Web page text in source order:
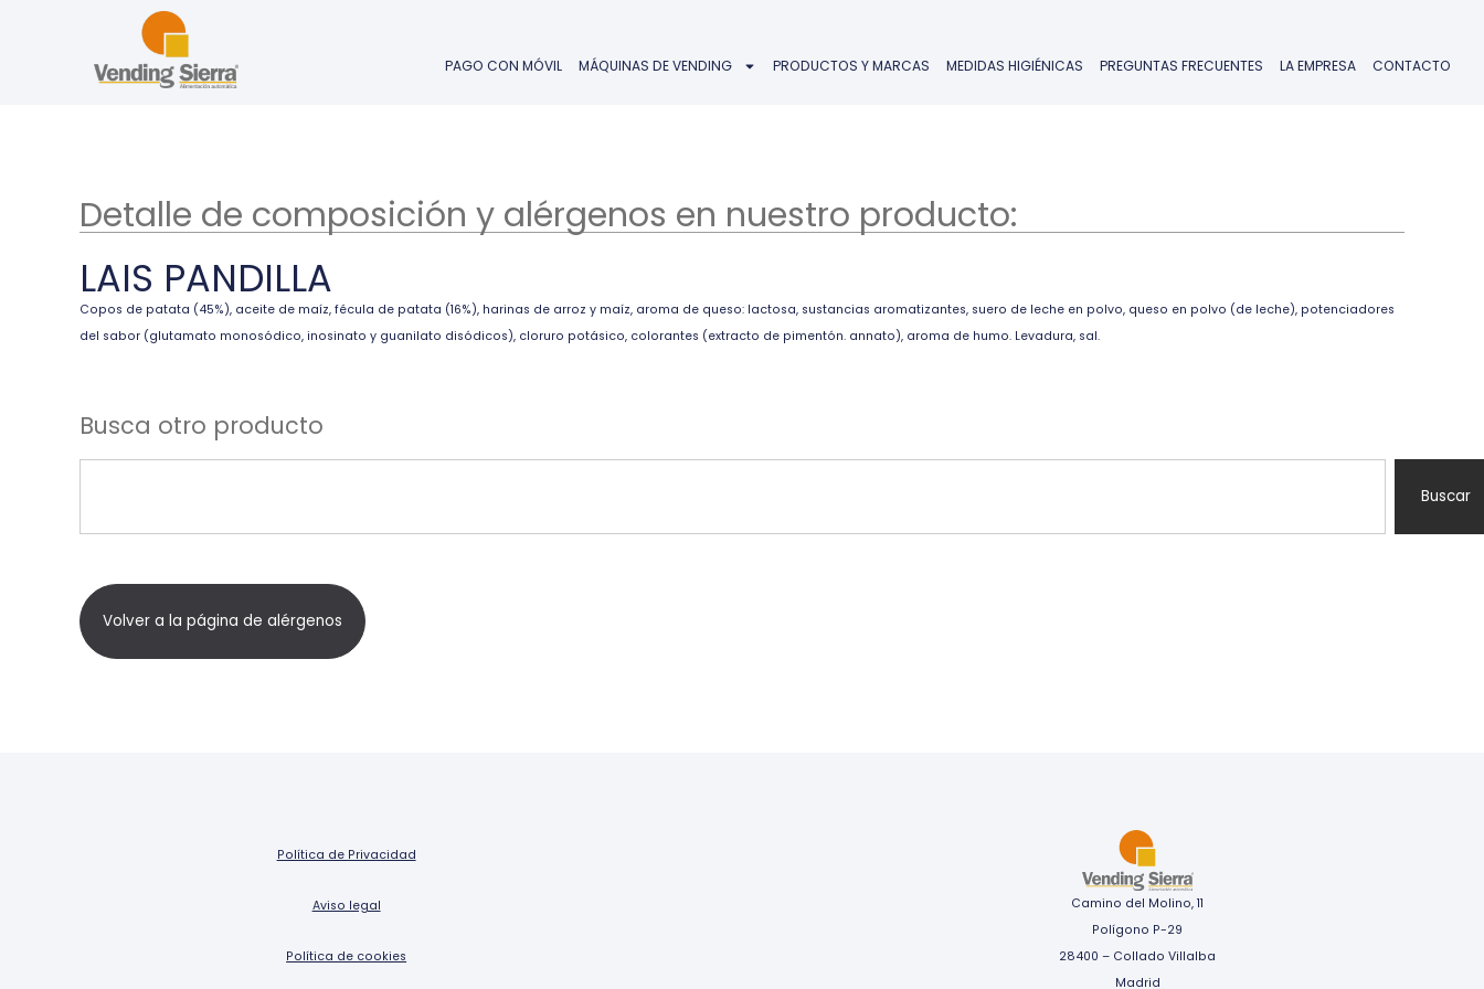
PAGO CON MÓVIL MÁQUINAS DE VENDING PRODUCTOS Y MARCAS MEDIDAS HIGIÉNICAS PREGUNTAS FRECUENTES LA EMPRESA CONTACTO
Detalle de composición y alérgenos en nuestro producto:
LAIS PANDILLA
Copos de patata (45%), aceite de maíz, fécula de patata (16%), harinas de arroz y maíz, aroma de queso: lactosa, sustancias aromatizantes, suero de leche en polvo, queso en polvo (de leche), potenciadores
del sabor (glutamato monosódico, inosinato y guanilato disódicos), cloruro potásico, colorantes (extracto de pimentón. annato), aroma de humo. Levadura, sal.
Busca otro producto
Buscar
Volver a la página de alérgenos
Política de Privacidad
Aviso legal
Política de cookies
Camino del Molino, 11
Polígono P-29
28400 – Collado Villalba
Madrid